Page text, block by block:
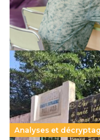
qui relègue l’acte
Lire la suite →
Analyses et